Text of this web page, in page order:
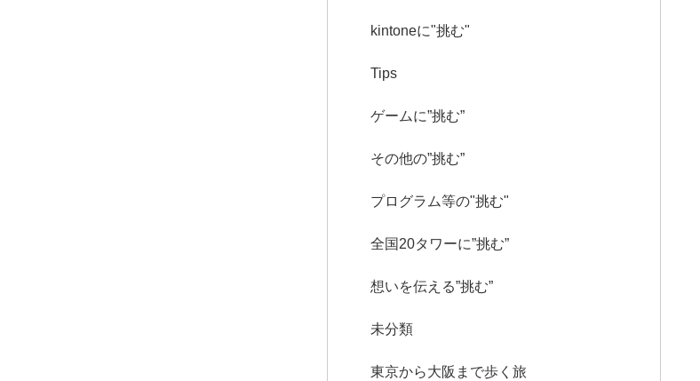
kintoneに"挑む"
Tips
ゲームに”挑む”
その他の”挑む”
プログラム等の"挑む"
全国20タワーに”挑む”
想いを伝える”挑む”
未分類
東京から大阪まで歩く旅